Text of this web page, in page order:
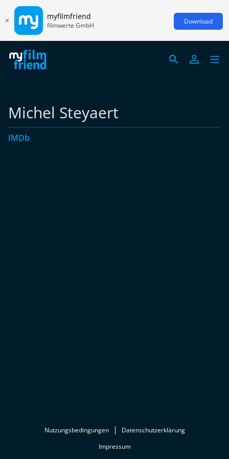
myfilmfriend
filmwerte GmbH Download
Michel Steyaert
IMDb
Nutzungsbedingungen
Datenschutzerklärung
Impressum